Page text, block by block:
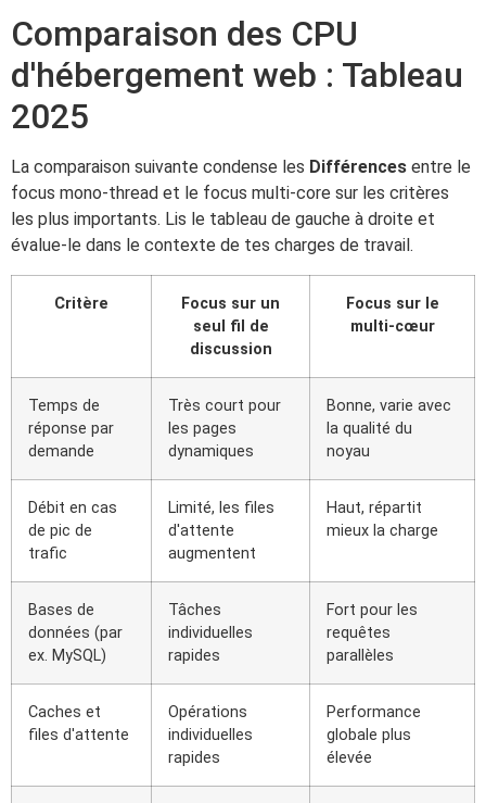
Comparaison des CPU
d'hébergement web : Tableau
2025
La comparaison suivante condense les Différences entre le
focus mono-thread et le focus multi-core sur les critères
les plus importants. Lis le tableau de gauche à droite et
évalue-le dans le contexte de tes charges de travail.
Critère
Focus sur un
seul fil de
discussion
Focus sur le
multi-cœur
Temps de
réponse par
demande
Très court pour
les pages
dynamiques
Bonne, varie avec
la qualité du
noyau
Débit en cas
de pic de
trafic
Limité, les files
d'attente
augmentent
Haut, répartit
mieux la charge
Bases de
données (par
ex. MySQL)
Tâches
individuelles
rapides
Fort pour les
requêtes
parallèles
Caches et
files d'attente
Opérations
individuelles
rapides
Performance
globale plus
élevée